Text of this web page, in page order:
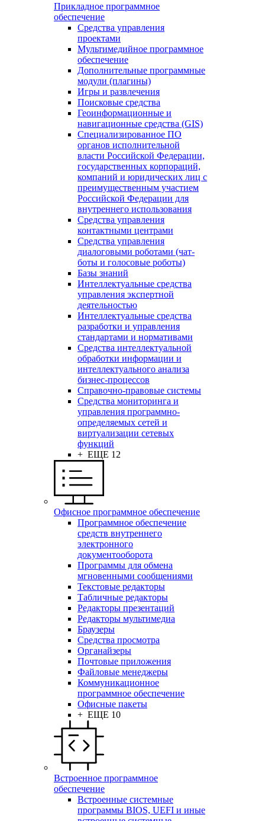
Прикладное программное
обеспечение
Средства управления
проектами
Мультимедийное программное
обеспечение
Дополнительные программные
модули (плагины)
Игры и развлечения
Поисковые средства
Геоинформационные и
навигационные средства (GIS)
Специализированное ПО
органов исполнительной
власти Российской Федерации,
государственных корпораций,
компаний и юридических лиц с
преимущественным участием
Российской Федерации для
внутреннего использования
Средства управления
контактными центрами
Средства управления
диалоговыми роботами (чат-
боты и голосовые роботы)
Базы знаний
Интеллектуальные средства
управления экспертной
деятельностью
Интеллектуальные средства
разработки и управления
стандартами и нормативами
Средства интеллектуальной
обработки информации и
интеллектуального анализа
бизнес-процессов
Справочно-правовые системы
Средства мониторинга и
управления программно-
определяемых сетей и
виртуализации сетевых
функций
+ ЕЩЕ 12
Офисное программное обеспечение
Программное обеспечение
средств внутреннего
электронного
документооборота
Программы для обмена
мгновенными сообщениями
Текстовые редакторы
Табличные редакторы
Редакторы презентаций
Редакторы мультимедиа
Браузеры
Средства просмотра
Органайзеры
Почтовые приложения
Файловые менеджеры
Коммуникационное
программное обеспечение
Офисные пакеты
+ ЕЩЕ 10
Встроенное программное
обеспечение
Встроенные системные
программы BIOS, UEFI и иные